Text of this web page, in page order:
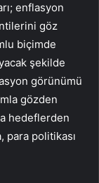
enflasyon
göz
biçimde
şekilde
görünümü
gözden
hedeflerden
para politikası